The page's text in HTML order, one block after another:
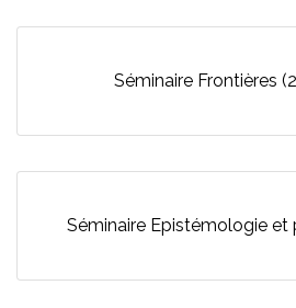
Séminaire Frontières
Séminaire Epistémologie et